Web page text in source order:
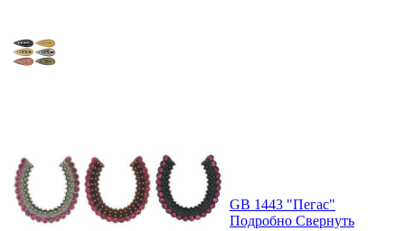
GB 1443 "Пегас"
Подробно Свернуть